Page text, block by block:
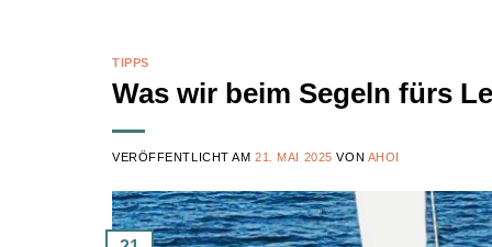
TIPPS
Was wir beim Segeln fürs
VERÖFFENTLICHT AM21. MAI 2025 VON AHOI